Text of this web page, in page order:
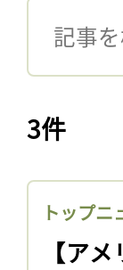
3件
トップニ
【ア